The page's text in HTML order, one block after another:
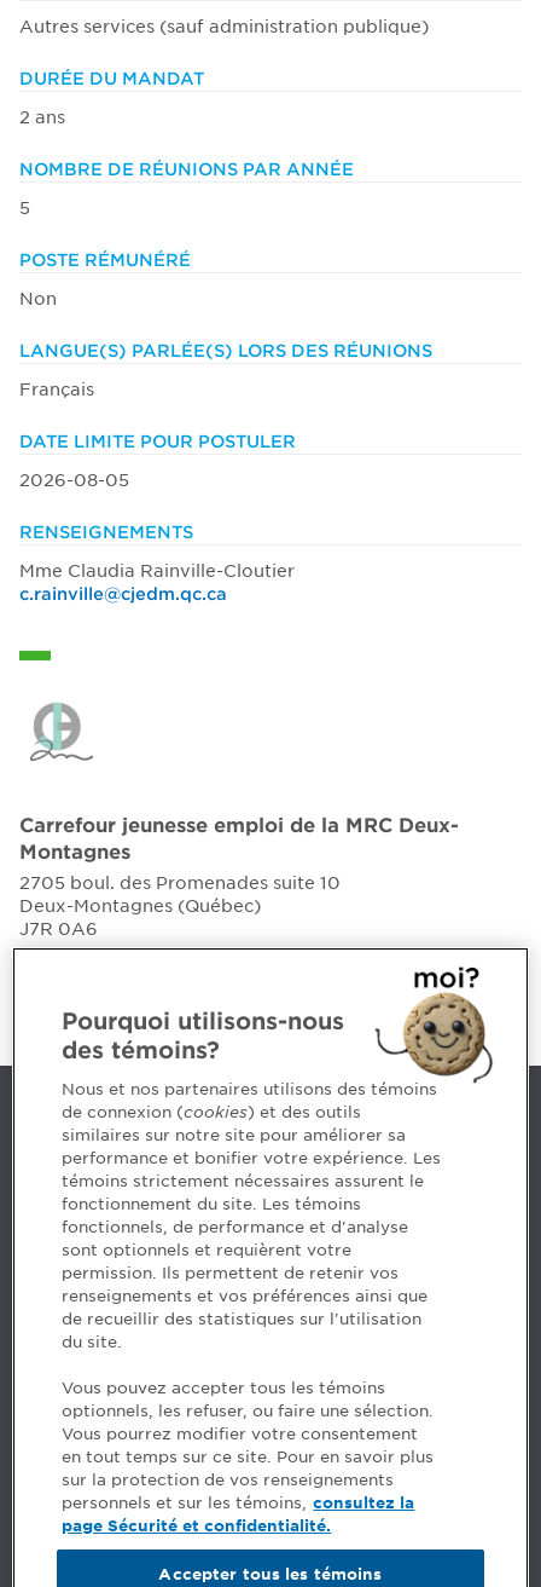
Autres services (sauf administration publique)
DURÉE DU MANDAT
2 ans
NOMBRE DE RÉUNIONS PAR ANNÉE
5
POSTE RÉMUNÉRÉ
Non
LANGUE(S) PARLÉE(S) LORS DES RÉUNIONS
Français
DATE LIMITE POUR POSTULER
2026-08-05
RENSEIGNEMENTS
Mme Claudia Rainville-Cloutier
c.rainville@cjedm.qc.ca
Carrefour jeunesse emploi de la MRC Deux-
Montagnes
2705 boul. des Promenades suite 10
Deux-Montagnes (Québec)
J7R 0A6
Site Web
Nous joindre
514 788-1376 1 800 363-4688 [3033]
emploiCPA@cpaquebec.ca
5, Place Ville Marie, bureau 800, Montréal
(Québec)H3B 2G2
www.cpaquebec.ca
Facebook – CPA
Instagram
LinkedIn - CPA
LinkedIn - Emploi CPA
TikTok
YouTube
Pourquoi utilisons-nous
des témoins?
Nous et nos partenaires utilisons des témoins
de connexion (cookies) et des outils
similaires sur notre site pour améliorer sa
performance et bonifier votre expérience. Les
témoins strictement nécessaires assurent le
fonctionnement du site. Les témoins
fonctionnels, de performance et d'analyse
sont optionnels et requièrent votre
permission. Ils permettent de retenir vos
renseignements et vos préférences ainsi que
de recueillir des statistiques sur l'utilisation
du site.
Vous pouvez accepter tous les témoins
optionnels, les refuser, ou faire une sélection.
Vous pourrez modifier votre consentement
en tout temps sur ce site. Pour en savoir plus
sur la protection de vos renseignements
personnels et sur les témoins, consultez la
page Sécurité et confidentialité.
Accepter tous les témoins